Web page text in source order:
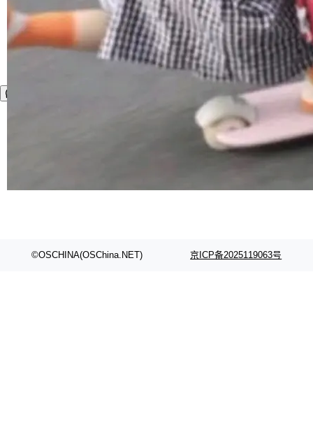
©OSCHINA(OSChina.NET) 京ICP备2025119063号